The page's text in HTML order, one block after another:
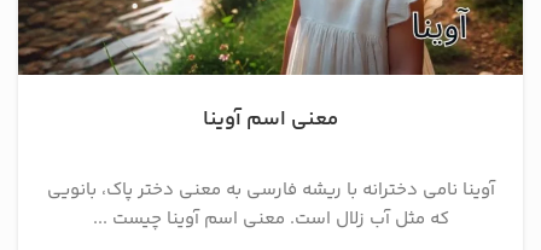
معنی اسم آوینا
آوینا نامی دخترانه با ریشه فارسی به معنی دختر پاک، بانویی
که مثل آب زلال است. معنی اسم آوینا چیست ...